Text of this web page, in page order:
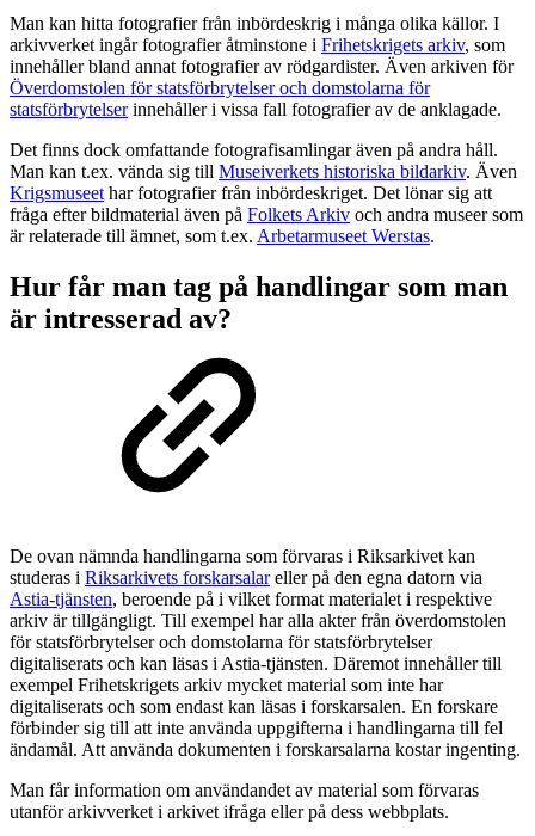
Man kan hitta fotografier från inbördeskrig i många olika källor. I
arkivverket ingår fotografier åtminstone i Frihetskrigets arkiv, som
innehåller bland annat fotografier av rödgardister. Även arkiven för
Överdomstolen för statsförbrytelser och domstolarna för
statsförbrytelserinnehåller i vissa fall fotografier av de anklagade.
Det finns dock omfattande fotografisamlingar även på andra håll.
Man kan t.ex. vända sig till Museiverkets historiska bildarkiv. Även
Krigsmuseet har fotografier från inbördeskriget. Det lönar sig att
fråga efter bildmaterial även på Folkets Arkiv och andra museer som
är relaterade till ämnet, som t.ex. Arbetarmuseet Werstas.
Hur får man tag på handlingar som man
är intresserad av?
De ovan nämnda handlingarna som förvaras i Riksarkivet kan
studeras i Riksarkivets forskarsalareller på den egna datorn via
Astia-tjänsten, beroende på i vilket format materialet i respektive
arkiv är tillgängligt. Till exempel har alla akter från överdomstolen
för statsförbrytelser och domstolarna för statsförbrytelser
digitaliserats och kan läsas i Astia-tjänsten. Däremot innehåller till
exempel Frihetskrigets arkiv mycket material som inte har
digitaliserats och som endast kan läsas i forskarsalen. En forskare
förbinder sig till att inte använda uppgifterna i handlingarna till fel
ändamål. Att använda dokumenten i forskarsalarna kostar ingenting.
Man får information om användandet av material som förvaras
utanför arkivverket i arkivet ifråga eller på dess webbplats.